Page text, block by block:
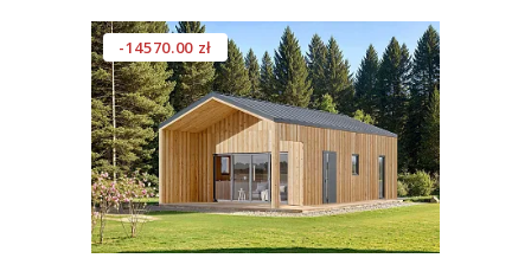
-14570.00 zł